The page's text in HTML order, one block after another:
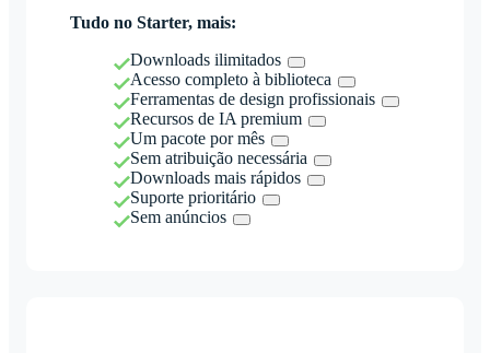
Tudo no Starter, mais:
Downloads ilimitados
Acesso completo à biblioteca
Ferramentas de design profissionais
Recursos de IA premium
Um pacote por mês
Sem atribuição necessária
Downloads mais rápidos
Suporte prioritário
Sem anúncios